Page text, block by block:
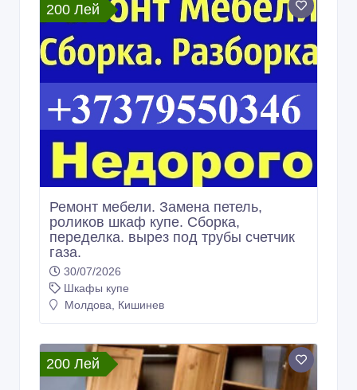
200 Лей
Ремонт мебели. Замена петель,
роликов шкаф купе. Сборка,
переделка. вырез под трубы счетчик
газа.
30/07/2026
Шкафы купе
Молдова, Кишинев
200 Лей